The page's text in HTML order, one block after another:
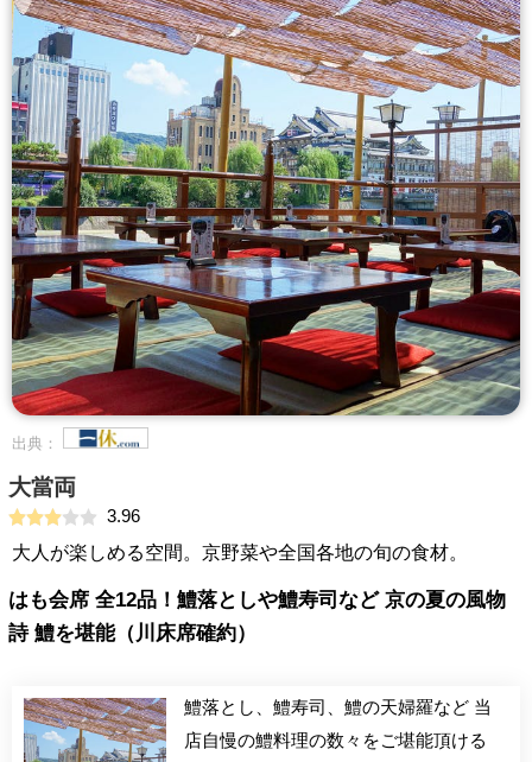
出典：
大當両
3.96
大人が楽しめる空間。京野菜や全国各地の旬の食材。
はも会席 全12品！鱧落としや鱧寿司など 京の夏の風物
詩 鱧を堪能（川床席確約）
鱧落とし、鱧寿司、鱧の天婦羅など 当
店自慢の鱧料理の数々をご堪能頂ける